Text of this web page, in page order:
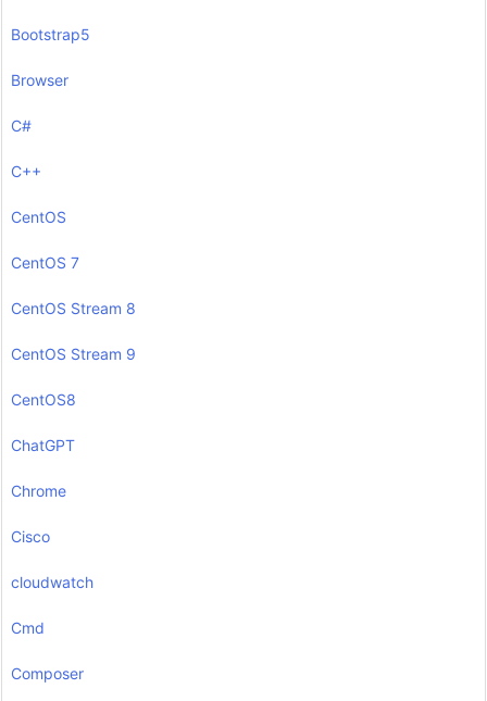
Bootstrap5
Browser
C#
C++
CentOS
CentOS 7
CentOS Stream 8
CentOS Stream 9
CentOS8
ChatGPT
Chrome
Cisco
cloudwatch
Cmd
Composer